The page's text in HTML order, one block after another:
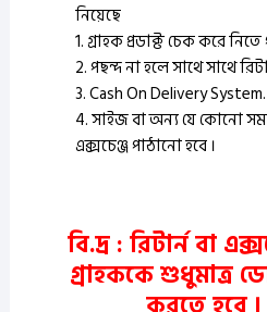
নিয়েছে
1. গ্রাহক প্রডাক্ট চেক করে নিতে
2. পছন্দ না হলে সাথে সাথে
3. Cash On Delivery System.
4. সাইজ বা অন্য যে কোনো
এক্সচেঞ্জ পাঠানো হবে ।
বি.দ্র : রিটার্ন বা
গ্রাহককে শুধুমাত্র